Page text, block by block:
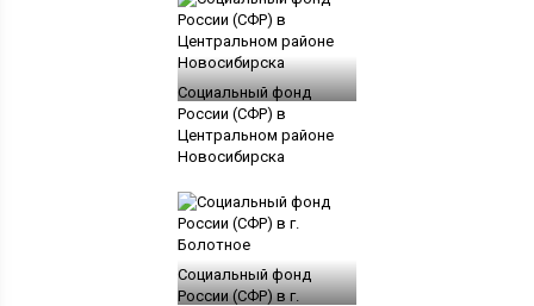
Социальный фонд
России (СФР) в
Центральном районе
Новосибирска
Социальный фонд
России (СФР) в г.